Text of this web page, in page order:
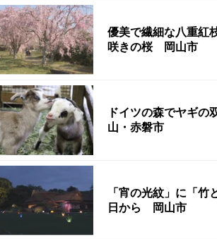
優美で繊細な八重紅
咲きの桜 岡山市
ドイツの森でヤギ
山・赤磐市
「宵の光紋」に「
日から 岡山市